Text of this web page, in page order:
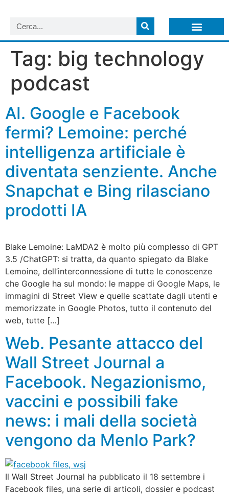
Tag: big technology
podcast
AI. Google e Facebook
fermi? Lemoine: perché
intelligenza artificiale è
diventata senziente. Anche
Snapchat e Bing rilasciano
prodotti IA
Blake Lemoine: LaMDA2 è molto più complesso di GPT
3.5 /ChatGPT: si tratta, da quanto spiegato da Blake
Lemoine, dell’interconnessione di tutte le conoscenze
che Google ha sul mondo: le mappe di Google Maps, le
immagini di Street View e quelle scattate dagli utenti e
memorizzate in Google Photos, tutto il contenuto del
web, tutte […]
Web. Pesante attacco del
Wall Street Journal a
Facebook. Negazionismo,
vaccini e possibili fake
news: i mali della società
vengono da Menlo Park?
Il Wall Street Journal ha pubblicato il 18 settembre i
Facebook files, una serie di articoli, dossier e podcast